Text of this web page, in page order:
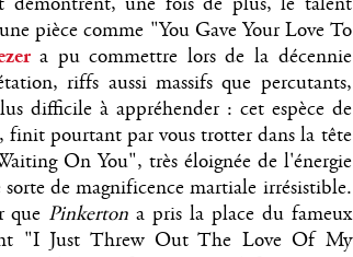
pièce comme "You Gave Your Love To
a pu commettre lors de la décennie
riffs aussi massifs que percutants,
difficile à appréhender : cet espèce de
pourtant par vous trotter dans la tête
On You", très éloignée de l'énergie
de magnificence martiale irrésistible.
que Pinkertona pris la place du fameux
"I Just Threw Out The Love Of My